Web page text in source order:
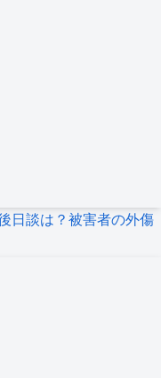
日談は？被害者の外傷